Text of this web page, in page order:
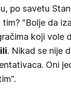
po savetu
"Bolje da
koji vole
. Nikad se nije
Oni